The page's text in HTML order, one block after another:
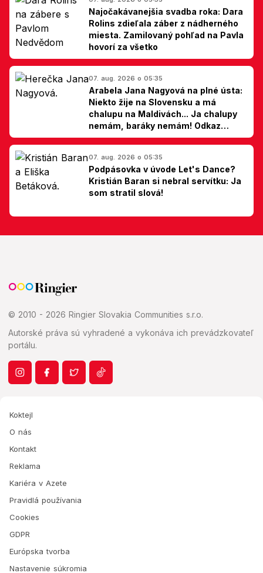
Najočakávanejšia svadba roka: Dara
Rolins zdieľala záber z nádherného
miesta. Zamilovaný pohľad na Pavla
hovorí za všetko
07. aug. 2026 o 05:35
Arabela Jana Nagyová na plné ústa:
Niekto žije na Slovensku a má
chalupu na Maldivách... Ja chalupy
nemám, baráky nemám! Odkaz
Slovákom
07. aug. 2026 o 05:35
Podpásovka v úvode Let's Dance?
Kristián Baran si nebral servítku: Ja
som stratil slová!
© 2010 - 2026 Ringier Slovakia Communities s.r.o.
Autorské práva sú vyhradené a vykonáva ich prevádzkovateľ
portálu.
Koktejl
O nás
Kontakt
Reklama
Kariéra v Azete
Pravidlá používania
Cookies
GDPR
Európska tvorba
Nastavenie súkromia